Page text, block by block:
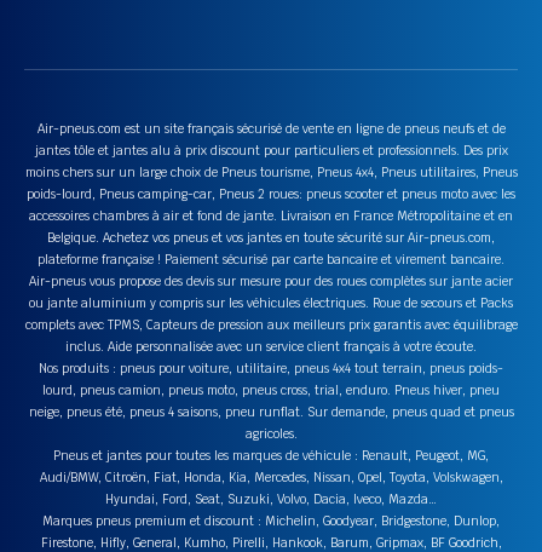
Air-pneus.com est un site français sécurisé de vente en ligne de pneus neufs et de
jantes tôle et jantes alu à prix discount pour particuliers et professionnels. Des prix
moins chers sur un large choix de Pneus tourisme, Pneus 4x4, Pneus utilitaires, Pneus
poids-lourd, Pneus camping-car, Pneus 2 roues: pneus scooter et pneus moto avec les
accessoires chambres à air et fond de jante. Livraison en France Métropolitaine et en
Belgique. Achetez vos pneus et vos jantes en toute sécurité sur Air-pneus.com,
plateforme française ! Paiement sécurisé par carte bancaire et virement bancaire.
Air-pneus vous propose des devis sur mesure pour des roues complètes sur jante acier
ou jante aluminium y compris sur les véhicules électriques. Roue de secours et Packs
complets avec TPMS, Capteurs de pression aux meilleurs prix garantis avec équilibrage
inclus. Aide personnalisée avec un service client français à votre écoute.
Nos produits : pneus pour voiture, utilitaire, pneus 4x4 tout terrain, pneus poids-
lourd, pneus camion, pneus moto, pneus cross, trial, enduro. Pneus hiver, pneu
neige, pneus été, pneus 4 saisons, pneu runflat. Sur demande, pneus quad et pneus
agricoles.
Pneus et jantes pour toutes les marques de véhicule : Renault, Peugeot, MG,
Audi/BMW, Citroën, Fiat, Honda, Kia, Mercedes, Nissan, Opel, Toyota, Volskwagen,
Hyundai, Ford, Seat, Suzuki, Volvo, Dacia, Iveco, Mazda…
Marques pneus premium et discount : Michelin, Goodyear, Bridgestone, Dunlop,
Firestone, Hifly, General, Kumho, Pirelli, Hankook, Barum, Gripmax, BF Goodrich,